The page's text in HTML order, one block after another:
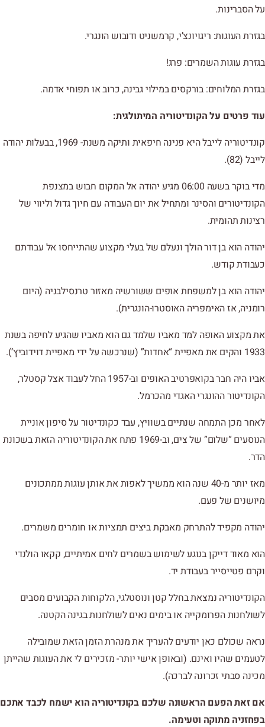
על הסברינות.
בגזרת העוגות: ריגויונצ’י, קרמשניט ודובוש הונגרי.
בגזרת עוגות השמרים: פרג!
בגזרת המלוחים: בורקסים במילוי גבינה, כרוב או תפוחי אדמה.
עוד פרטים על הקונדיטוריה המיתולגית:
קונדיטוריה לייבל היא פנינה חיפאית ותיקה משנת- 1969, בבעלות יהודה
לייבל (82).
מדי בוקר בשעה 06:00 מגיע יהודה אל המקום חבוש במצנפת
הקונדיטורים והסינר ומתחיל את יום העבודה עם חיוך גדול וליווי של
רצינות תהומית.
יהודה הוא בן דור הולך ונעלם של בעלי מקצוע שהתייחסו אל עבודתם
כעבודת קודש.
יהודה הוא בן למשפחת אופים ששורשיה מאזור טרנסילבניה (היום
רומניה, אז האימפריה האוסטרו-הונגרית).
את מקצוע האופה למד מאביו שלמד גם הוא מאביו שהגיע לחיפה בשנת
1933 והקים את מאפיית “אחדות” (שנרכשה על ידי מאפיית דוידוביץ’).
אביו היה חבר בקואפרטיב האופים וב-1957 החל לעבוד אצל קסטלר,
הקונדיטור ההונגרי האגדי מהכרמל.
לאחר מכן התמחה שנתיים בשוויץ, עבד כקונדיטור על סיפון אוניית
הנוסעים “שלום” של צים, וב-1969 פתח את הקונדיטוריה הזאת בשכונת
הדר.
מאז יותר מ-40 שנה הוא ממשיך לאפות את אותן עוגות ממתכונים
מיושנים של פעם.
יהודה מקפיד להתרחק מאבקת ביצים תמציות או חומרים משמרים.
הוא מאוד דייקן בנוגע לשימוש בשמרים לחים אמיתיים, קקאו הולנדי
וקרם פטייסייר בעבודת יד.
הקונדיטוריה נמצאת בחלל קטן ונוסטלגי, הלקוחות הקבועים מסבים
לשולחנות הפרומקייה או בימים נאים לשולחנות בגינה הקטנה.
נראה שכולם כאן יודעים להעריך את מנהרת הזמן הזאת שמובילה
לטעמים שהיו ואינם. (ובאופן אישי יותר- מזכירים לי את העוגות שהייתן
מכינה סבתי זכרונה לברכה).
אם זאת הפעם הראשונה שלכם בקונדיטוריה הוא ישמח לכבד אתכם
בפחזניה מתוקה וטעימה.